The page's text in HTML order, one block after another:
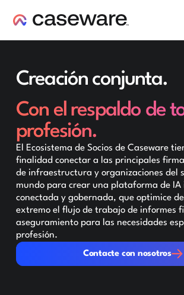
Creación conjunta.
Con el respaldo de
profesión.
El Ecosistema de Socios de Caseware
finalidad conectar a las principales
de infraestructura y organizaciones del
mundo para crear una plataforma de
conectada y gobernada, que optimice
extremo el flujo de trabajo de informes
aseguramiento para las necesidades
profesión.
Contacte con nosotros
Contacte con nosotros